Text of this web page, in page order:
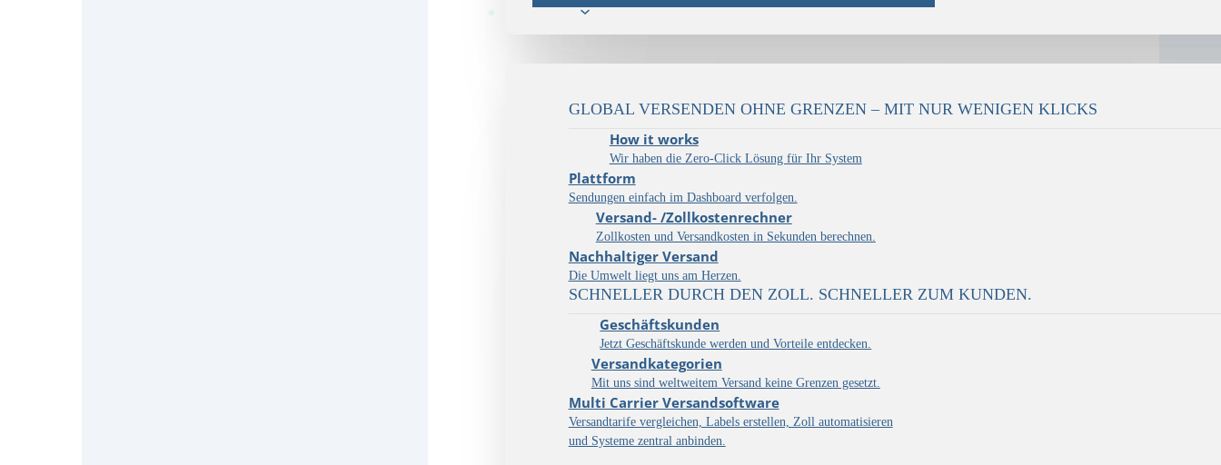
Lösungen
GLOBAL VERSENDEN OHNE GRENZEN – MIT NUR WENIGEN KLICKS
How it works
Wir haben die Zero-Click Lösung für Ihr System
Plattform
Sendungen einfach im Dashboard verfolgen.
Versand- /Zollkostenrechner
Zollkosten und Versandkosten in Sekunden berechnen.
Nachhaltiger Versand
Die Umwelt liegt uns am Herzen.
SCHNELLER DURCH DEN ZOLL. SCHNELLER ZUM KUNDEN.
Geschäftskunden
Jetzt Geschäftskunde werden und Vorteile entdecken.
Versandkategorien
Mit uns sind weltweitem Versand keine Grenzen gesetzt.
Multi Carrier Versandsoftware
Versandtarife vergleichen, Labels erstellen, Zoll automatisieren
und Systeme zentral anbinden.